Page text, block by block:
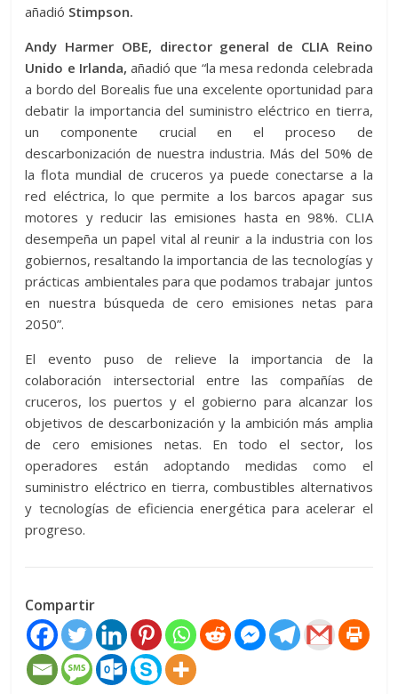
añadió Stimpson.
Andy Harmer OBE, director general de CLIA Reino
Unido e Irlanda, añadió que “la mesa redonda celebrada
a bordo del Borealis fue una excelente oportunidad para
debatir la importancia del suministro eléctrico en tierra,
un componente crucial en el proceso de
descarbonización de nuestra industria. Más del 50% de
la flota mundial de cruceros ya puede conectarse a la
red eléctrica, lo que permite a los barcos apagar sus
motores y reducir las emisiones hasta en 98%. CLIA
desempeña un papel vital al reunir a la industria con los
gobiernos, resaltando la importancia de las tecnologías y
prácticas ambientales para que podamos trabajar juntos
en nuestra búsqueda de cero emisiones netas para
2050”.
El evento puso de relieve la importancia de la
colaboración intersectorial entre las compañías de
cruceros, los puertos y el gobierno para alcanzar los
objetivos de descarbonización y la ambición más amplia
de cero emisiones netas. En todo el sector, los
operadores están adoptando medidas como el
suministro eléctrico en tierra, combustibles alternativos
y tecnologías de eficiencia energética para acelerar el
progreso.
Compartir